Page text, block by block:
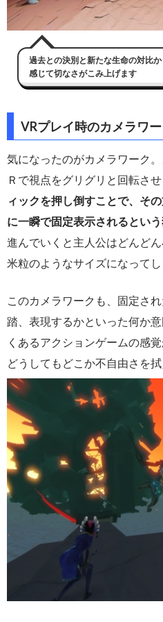
過去との決別と新たな生命の対比
感じて切なさがこみ上げます
VRプレイ時のカメラワ
気になったのがカメラワーク
Ｒで視点をグリグリと回転さ
ィックを押し倒すことで、そ
に一瞬で固定表示されるという
進んでいくと主人公はどんど
米粒のようなサイズになってし
このカメラワークも、固定さ
踏、表現するかといった何か
くあるアクションゲームの感
どうしてもどこか不自由さを拭